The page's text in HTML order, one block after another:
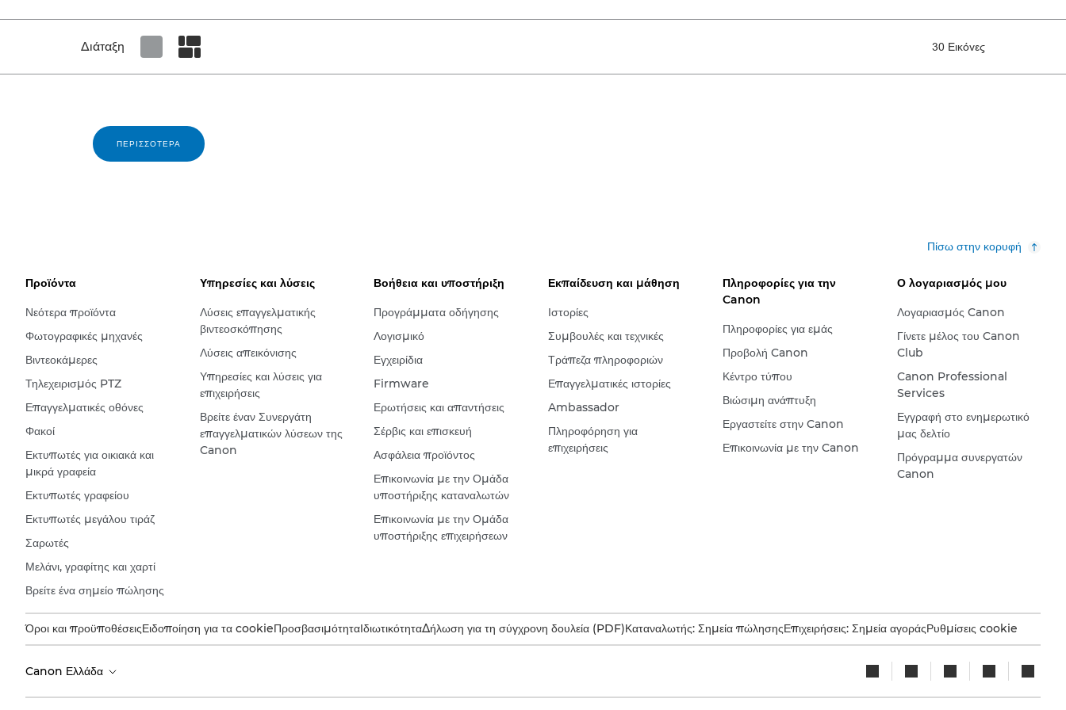
Διάταξη 30 Εικόνες
ΠΕΡΙΣΣΌΤΕΡΑ
Πίσω στην κορυφή
Προϊόντα
Νεότερα προϊόντα
Φωτογραφικές μηχανές
Βιντεοκάμερες
Τηλεχειρισμός PTZ
Επαγγελματικές οθόνες
Φακοί
Εκτυπωτές για οικιακά και
μικρά γραφεία
Εκτυπωτές γραφείου
Εκτυπωτές μεγάλου τιράζ
Σαρωτές
Μελάνι, γραφίτης και χαρτί
Βρείτε ένα σημείο πώλησης
Υπηρεσίες και λύσεις
Λύσεις επαγγελματικής
βιντεοσκόπησης
Λύσεις απεικόνισης
Υπηρεσίες και λύσεις για
επιχειρήσεις
Βρείτε έναν Συνεργάτη
επαγγελματικών λύσεων της
Canon
Βοήθεια και υποστήριξη
Προγράμματα οδήγησης
Λογισμικό
Εγχειρίδια
Firmware
Ερωτήσεις και απαντήσεις
Σέρβις και επισκευή
Ασφάλεια προϊόντος
Επικοινωνία με την Ομάδα
υποστήριξης καταναλωτών
Επικοινωνία με την Ομάδα
υποστήριξης επιχειρήσεων
Εκπαίδευση και μάθηση
Ιστορίες
Συμβουλές και τεχνικές
Τράπεζα πληροφοριών
Επαγγελματικές ιστορίες
Ambassador
Πληροφόρηση για
επιχειρήσεις
Πληροφορίες για την
Canon
Πληροφορίες για εμάς
Προβολή Canon
Κέντρο τύπου
Βιώσιμη ανάπτυξη
Εργαστείτε στην Canon
Επικοινωνία με την Canon
Ο λογαριασμός μου
Λογαριασμός Canon
Γίνετε μέλος του Canon
Club
Canon Professional
Services
Εγγραφή στο ενημερωτικό
μας δελτίο
Πρόγραμμα συνεργατών
Canon
Όροι και προϋποθέσειςΕιδοποίηση για τα cookieΠροσβασιμότηταΙδιωτικότηταΔήλωση για τη σύγχρονη δουλεία (PDF)Καταναλωτής: Σημεία πώλησηςΕπιχειρήσεις: Σημεία αγοράςΡυθμίσεις cookie
Canon Ελλάδα